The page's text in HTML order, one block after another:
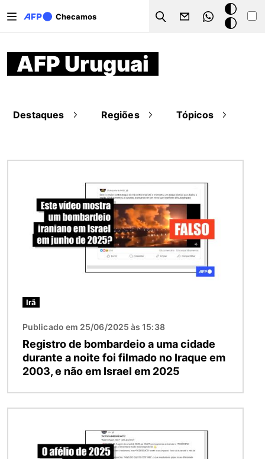
Checamos
Search
Modo
escuro
AFP Uruguai
Destaques Regiões Tópicos
Irã
Publicado em 25/06/2025 às 15:38
Registro de bombardeio a uma cidade
durante a noite foi filmado no Iraque em
2003, e não em Israel em 2025